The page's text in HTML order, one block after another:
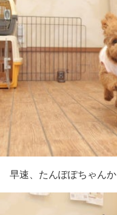
早速、たんぽぽちゃん